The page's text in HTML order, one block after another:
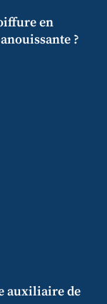
en
?
auxiliaire de